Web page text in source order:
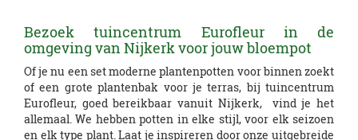
Bezoek tuincentrum Eurofleur in de
omgeving van Nijkerk voor jouw bloempot
Of je nu een set moderne plantenpotten voor binnen zoekt
of een grote plantenbak voor je terras, bij tuincentrum
Eurofleur, goed bereikbaar vanuit Nijkerk, vind je het
allemaal. We hebben potten in elke stijl, voor elk seizoen
en elk type plant. Laat je inspireren door onze uitgebreide